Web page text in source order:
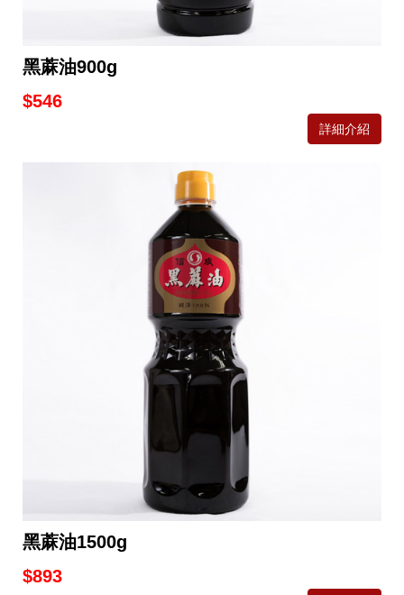
黑蔴油900g
$546
詳細介紹
黑蔴油1500g
$893